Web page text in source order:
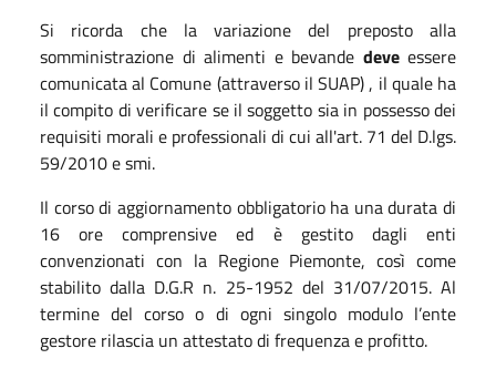
Si ricorda che la variazione del preposto alla
somministrazione di alimenti e bevande deveessere
comunicata al Comune (attraverso il SUAP) , il quale ha
il compito di verificare se il soggetto sia in possesso dei
requisiti morali e professionali di cui all'art. 71 del D.lgs.
59/2010 e smi.
Il corso di aggiornamento obbligatorio ha una durata di
16 ore comprensive ed è gestito dagli enti
convenzionati con la Regione Piemonte, così come
stabilito dalla D.G.R n. 25-1952 del 31/07/2015. Al
termine del corso o di ogni singolo modulo l’ente
gestore rilascia un attestato di frequenza e profitto.